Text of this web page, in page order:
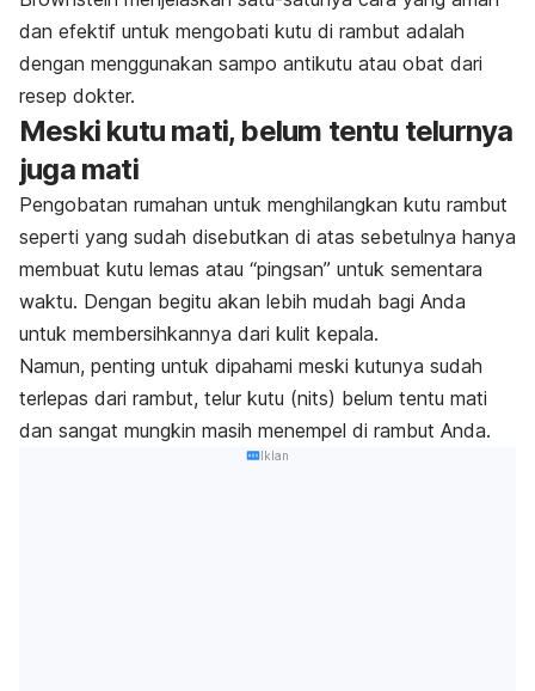
dan efektif untuk mengobati kutu di rambut adalah
dengan menggunakan sampo antikutu atau obat dari
resep dokter.
Meski kutu mati, belum tentu telurnya
juga mati
Pengobatan rumahan untuk menghilangkan kutu rambut
seperti yang sudah disebutkan di atas sebetulnya hanya
membuat kutu lemas atau “pingsan” untuk sementara
waktu. Dengan begitu akan lebih mudah bagi Anda
untuk membersihkannya dari kulit kepala.
Namun, penting untuk dipahami meski kutunya sudah
terlepas dari rambut, telur kutu (nits) belum tentu mati
dan sangat mungkin masih menempel di rambut Anda.
Iklan